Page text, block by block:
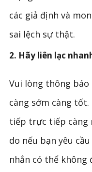
các giả định và
sai lệch sự thật.
2. Hãy liên lạc
Vui lòng thông
càng sớm càng tốt.
tiếp trực tiếp càng
do nếu bạn yêu
nhắn có thể không